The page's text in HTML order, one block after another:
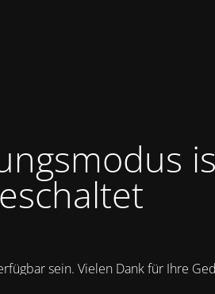
sein. Vielen Dank für Ihre